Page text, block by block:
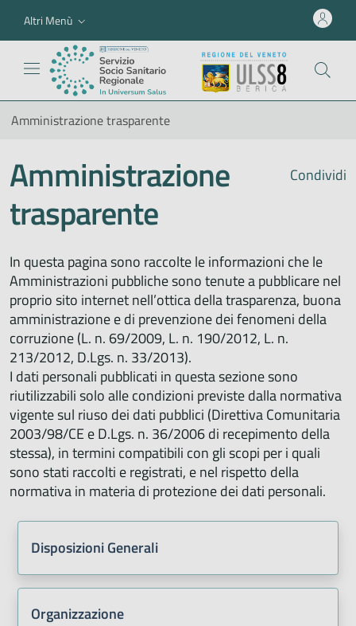
Altri Menù
Amministrazione trasparente
Condividi
Amministrazione
trasparente
In questa pagina sono raccolte le informazioni che le
Amministrazioni pubbliche sono tenute a pubblicare nel
proprio sito internet nell’ottica della trasparenza, buona
amministrazione e di prevenzione dei fenomeni della
corruzione (L. n. 69/2009, L. n. 190/2012, L. n.
213/2012, D.Lgs. n. 33/2013).
I dati personali pubblicati in questa sezione sono
riutilizzabili solo alle condizioni previste dalla normativa
vigente sul riuso dei dati pubblici (Direttiva Comunitaria
2003/98/CE e D.Lgs. n. 36/2006 di recepimento della
stessa), in termini compatibili con gli scopi per i quali
sono stati raccolti e registrati, e nel rispetto della
normativa in materia di protezione dei dati personali.
Disposizioni Generali
Organizzazione